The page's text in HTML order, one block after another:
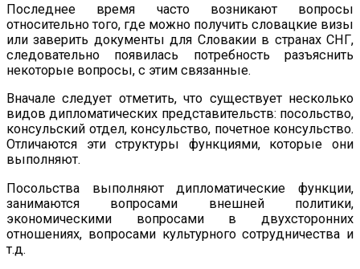
Последнее время часто возникают вопросы
относительно того, где можно получить словацкие визы
или заверить документы для Словакии в странах СНГ,
следовательно появилась потребность разъяснить
некоторые вопросы, с этим связанные.
Вначале следует отметить, что существует несколько
видов дипломатических представительств: посольство,
консульский отдел, консульство, почетное консульство.
Отличаются эти структуры функциями, которые они
выполняют.
Посольства выполняют дипломатические функции,
занимаются вопросами внешней политики,
экономическими вопросами в двухсторонних
отношениях, вопросами культурного сотрудничества и
т.д.